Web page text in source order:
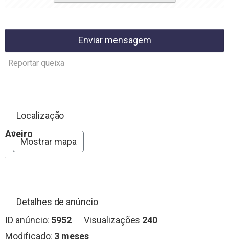
Enviar mensagem
Reportar queixa
Localização
Aveiro
Mostrar mapa
Detalhes de anúncio
ID anúncio: 5952 Visualizações 240
Modificado: 3 meses